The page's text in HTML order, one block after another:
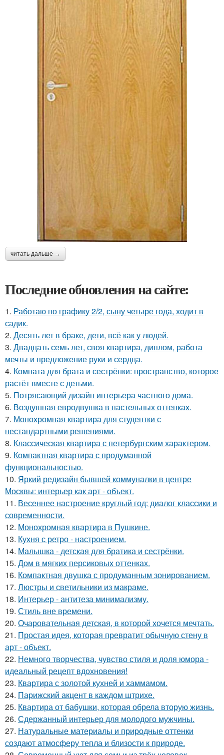
читать дальше →
Последние обновления на сайте:
1. Работаю по графику 2/2, сыну четыре года, ходит в
садик.
2. Десять лет в браке, дети, всё как у людей.
3. Двадцать семь лет, своя квартира, диплом, работа
мечты и предложение руки и сердца.
4. Комната для брата и сестрёнки: пространство, которое
растёт вместе с детьми.
5. Потрясающий дизайн интерьера частного дома.
6. Воздушная евродвушка в пастельных оттенках.
7. Монохромная квартира для студентки с
нестандартными решениями.
8. Классическая квартира с петербургским характером.
9. Компактная квартира с продуманной
функциональностью.
10. Яркий редизайн бывшей коммуналки в центре
Москвы: интерьер как арт - объект.
11. Весеннее настроение круглый год: диалог классики и
современности.
12. Монохромная квартира в Пушкине.
13. Кухня с ретро - настроением.
14. Малышка - детская для братика и сестрёнки.
15. Дом в мягких персиковых оттенках.
16. Компактная двушка с продуманным зонированием.
17. Люстры и светильники из макраме.
18. Интерьер - антитеза минимализму.
19. Стиль вне времени.
20. Очаровательная детская, в которой хочется мечтать.
21. Простая идея, которая превратит обычную стену в
арт - объект.
22. Немного творчества, чувство стиля и доля юмора -
идеальный рецепт вдохновения!
23. Квартира с золотой кухней и хаммамом.
24. Парижский акцент в каждом штрихе.
25. Квартира от бабушки, которая обрела вторую жизнь.
26. Сдержанный интерьер для молодого мужчины.
27. Натуральные материалы и природные оттенки
создают атмосферу тепла и близости к природе.